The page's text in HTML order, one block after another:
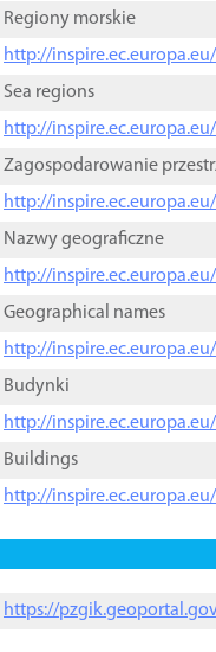
Regiony morskie
http://
Sea regions
http://
Zagospodarowanie
http://
Nazwy geograficzne
http://
Geographical names
http://
Budynki
http://
Buildings
http://
https://